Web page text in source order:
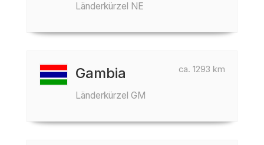
Länderkürzel NE
ca. 1293 km
Gambia
Länderkürzel GM